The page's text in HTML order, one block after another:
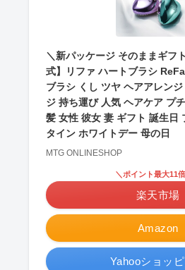
＼新パッケージ そのままギフ
式】リファ ハートブラシ
ブラシ くし ツヤ ヘアアレン
ジ 持ち運び 人気 ヘアケア プ
髪 女性 彼女 妻 ギフト 誕生日
タイン ホワイトデー 母の日
MTG ONLINESHOP
Amazon
＼ポイント最大11
楽天市場
Yahooショッ